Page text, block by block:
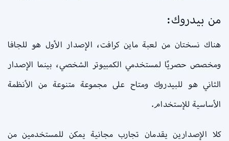
من بيدروك:
هناك نسختان من لعبة ماين كرافت، الإصدار الأول هو للجافا
ومخصص حصريًا لمستخدمي الكمبيوتر الشخصي، بينما الإصدار
الثاني هو للبيدروك ومتاح على مجموعة متنوعة من الأنظمة
الأساسية للإستخدام.
كلا الإصدارين يقدمان تجارب مجانية يمكن للمستخدمين من